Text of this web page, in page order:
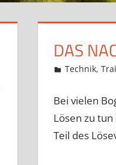
DAS
10. August
Martina
Technik,
Bei vielen
Lösen zu
Teil des